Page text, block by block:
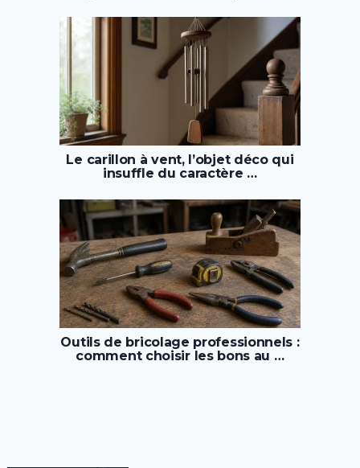
Le carillon à vent, l’objet déco qui
insuffle du caractère …
Outils de bricolage professionnels :
comment choisir les bons au …